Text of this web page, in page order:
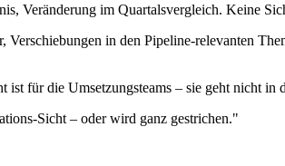
Veränderung im Quartalsvergleich. Keine
in den Pipeline-relevanten
ist für die Umsetzungsteams – sie geht nicht in
Sicht – oder wird ganz gestrichen."